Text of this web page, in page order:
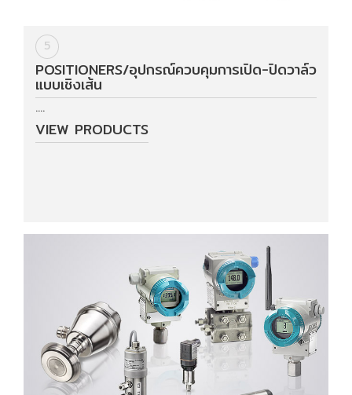
5
POSITIONERS/อุปกรณ์ควบคุมการเปิด-ปิดวาล์ว
แบบเชิงเส้น
....
VIEW PRODUCTS